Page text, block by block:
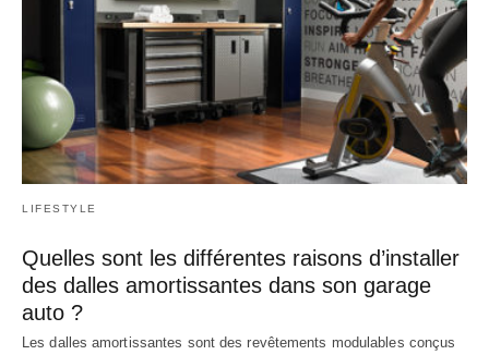
LIFESTYLE
Quelles sont les différentes raisons d’installer
des dalles amortissantes dans son garage
auto ?
Les dalles amortissantes sont des revêtements modulables conçus